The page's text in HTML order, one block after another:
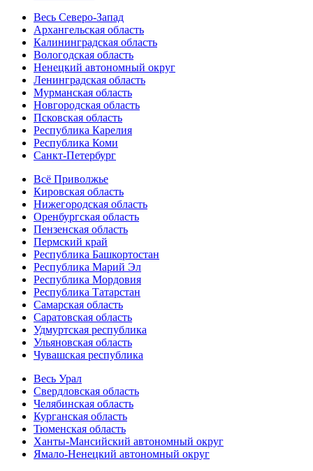
Весь Северо-Запад
Архангельская область
Калининградская область
Вологодская область
Ненецкий автономный округ
Ленинградская область
Мурманская область
Новгородская область
Псковская область
Республика Карелия
Республика Коми
Санкт-Петербург
Всё Приволжье
Кировская область
Нижегородская область
Оренбургская область
Пензенская область
Пермский край
Республика Башкортостан
Республика Марий Эл
Республика Мордовия
Республика Татарстан
Самарская область
Саратовская область
Удмуртская республика
Ульяновская область
Чувашская республика
Весь Урал
Свердловская область
Челябинская область
Курганская область
Тюменская область
Ханты-Мансийский автономный округ
Ямало-Ненецкий автономный округ